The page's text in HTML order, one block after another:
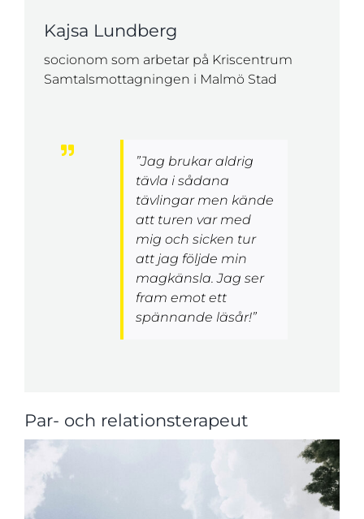
Kajsa Lundberg
socionom som arbetar på Kriscentrum
Samtalsmottagningen i Malmö Stad
”Jag brukar aldrig
tävla i sådana
tävlingar men kände
att turen var med
mig och sicken tur
att jag följde min
magkänsla. Jag ser
fram emot ett
spännande läsår!”
Par- och relationsterapeut